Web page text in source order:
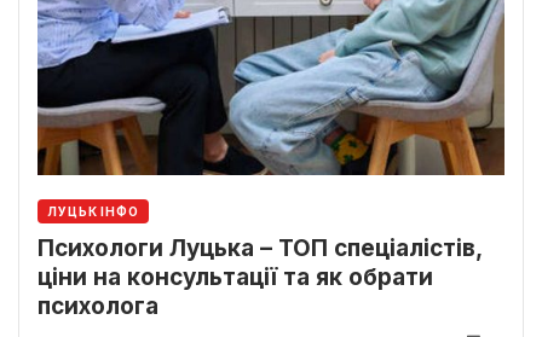
ЛУЦЬК ІНФО
Психологи Луцька – ТОП спеціалістів,
ціни на консультації та як обрати
психолога